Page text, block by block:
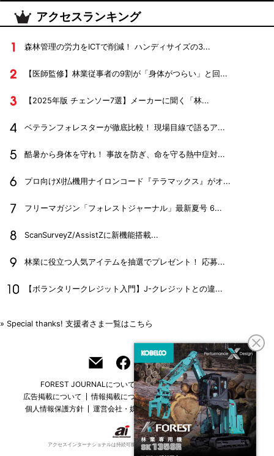
アクセスランキング
森林管理の労力をICTで削減！ ハンディサイズの3...
【医師監修】林業従事者の9割が「身体がつらい」と回...
【2025年版 チェンソー7選】メーカーに聞く「林...
ベテランフォレスターが徹底比較！ 現場目線で語るア...
酷暑から身体を守れ！ 事故を防ぎ、命を守る熱中症対...
プロ向け刈払機用ナイロンコード『テラマックス』がオ...
フリーマガジン「フォレストジャーナル」最新夏号 6...
ScanSurveyZ/AssistZに新機能搭載...
林業に役立つ人気アイテムを抽選でプレゼント！ 応募...
【ボランタリークレジット入門】J-クレジットとの違...
» Special thanks! 支援者さま一覧はこちら
FOREST JOURNALについて
フリーマガジンはこちら
広告掲載について
情報掲載について お問い合わせ
採用情報
個人情報保護方針
運営会社・媒体一覧 For overseas customers
アクセスインターナショナルは持続可能な開発目標（SDGs）を支援しています。